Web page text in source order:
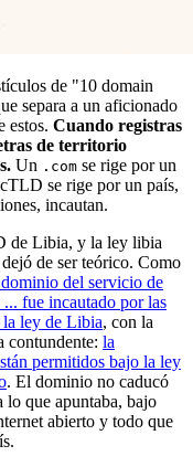
de "10 domain
separa a un aficionado
estos. Cuando registras
de territorio
Un .com se rige por un
se rige por un país,
incautan.
de Libia, y la ley libia
de ser teórico. Como
del servicio de
fue incautado por las
ley de Libia, con la
contundente: la
permitidos bajo la ley
. El dominio no caducó
lo que apuntaba, bajo
abierto y todo que